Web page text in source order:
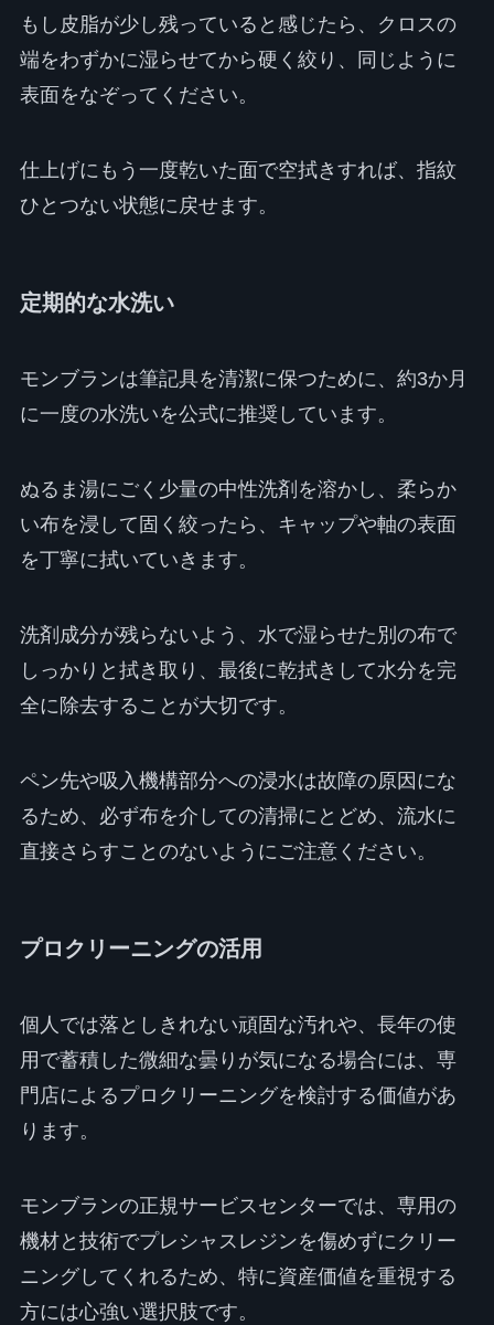
もし皮脂が少し残っていると感じたら、クロスの
端をわずかに湿らせてから硬く絞り、同じように
表面をなぞってください。
仕上げにもう一度乾いた面で空拭きすれば、指紋
ひとつない状態に戻せます。
定期的な水洗い
モンブランは筆記具を清潔に保つために、約3か月
に一度の水洗いを公式に推奨しています。
ぬるま湯にごく少量の中性洗剤を溶かし、柔らか
い布を浸して固く絞ったら、キャップや軸の表面
を丁寧に拭いていきます。
洗剤成分が残らないよう、水で湿らせた別の布で
しっかりと拭き取り、最後に乾拭きして水分を完
全に除去することが大切です。
ペン先や吸入機構部分への浸水は故障の原因にな
るため、必ず布を介しての清掃にとどめ、流水に
直接さらすことのないようにご注意ください。
プロクリーニングの活用
個人では落としきれない頑固な汚れや、長年の使
用で蓄積した微細な曇りが気になる場合には、専
門店によるプロクリーニングを検討する価値があ
ります。
モンブランの正規サービスセンターでは、専用の
機材と技術でプレシャスレジンを傷めずにクリー
ニングしてくれるため、特に資産価値を重視する
方には心強い選択肢です。